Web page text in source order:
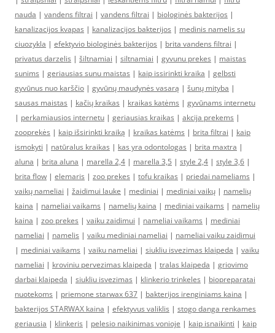
nauda | vandens filtrai | vandens filtrai | biologinės bakterijos |
kanalizacijos kvapas | kanalizacijos bakterijos | medinis namelis su
ciuozykla | efektyvio biologinės bakterijos | brita vandens filtrai |
privatus darzelis | šiltnamiai | siltnamiai | gyvunu prekes | maistas
sunims | geriausias sunu maistas | kaip issirinkti kraika | gelbsti
gyvūnus nuo karščio | gyvūnų maudynės vasarą | šunų mityba |
sausas maistas | kačių kraikas | kraikas katėms | gyvūnams internetu
| perkamiausios internetu | geriausias kraikas | akcija prekems |
zooprekės | kaip išsirinkti kraiką | kraikas katėms | brita filtrai | kaip
ismokyti | natūralus kraikas | kas yra odontologas | brita maxtra |
aluna | brita aluna | marella 2,4 | marella 3,5 | style 2,4 | style 3,6 |
brita flow | elemaris | zoo prekes | tofu kraikas | priedai nameliams |
vaikų nameliai | žaidimui lauke | mediniai | mediniai vaikų | namelių
kaina | nameliai vaikams | namelių kaina | mediniai vaikams | namelių
kaina | zoo prekes | vaiku zaidimui | nameliai vaikams | mediniai
nameliai | namelis | vaiku mediniai nameliai | nameliai vaiku zaidimui
| mediniai vaikams | vaiku nameliai | siukliu isvezimas klaipeda | vaiku
nameliai | kroviniu pervezimas klaipeda | tralas klaipeda | griovimo
darbai klaipeda | siukliu isvezimas | klinkerio trinkeles | biopreparatai
nuotekoms | priemone starwax 637 | bakterijos irenginiams kaina |
bakterijos STARWAX kaina | efektyvus valiklis | stogo danga renkames
geriausia | klinkeris | pelesio naikinimas vonioje | kaip isnaikinti | kaip